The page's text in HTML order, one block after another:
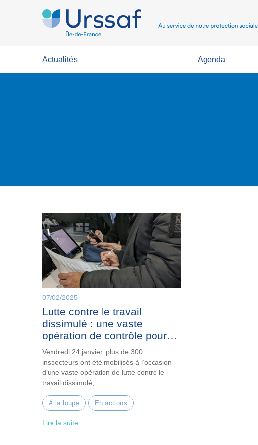
Actualités Agenda
07/02/2025
Lutte contre le travail
dissimulé : une vaste
opération de contrôle pour
protéger les droits des
salariés et le financement de
la protection sociale
Vendredi 24 janvier, plus de 300
inspecteurs ont été mobilisés à l’occasion
d’une vaste opération de lutte contre le
travail dissimulé,
À la loupe En actions
Lire la suite